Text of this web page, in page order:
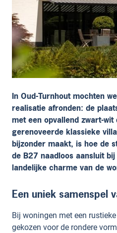
In Oud-Turnhout mochten
realisatie afronden: de
met een opvallend zwart-
gerenoveerde klassieke
bijzonder maakt, is hoe de
de B27 naadloos aansluit
landelijke charme van de
Een uniek samenspel
Bij woningen met een
gekozen voor de rondere